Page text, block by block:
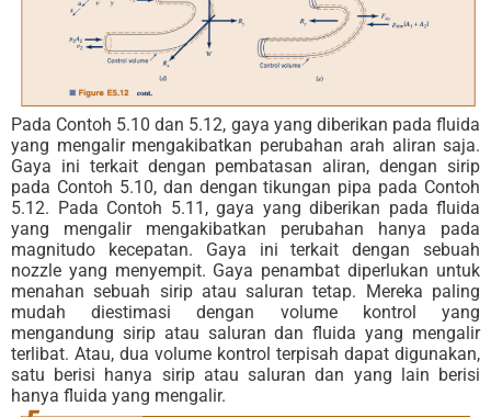
Pada Contoh 5.10 dan 5.12, gaya yang diberikan pada fluida
yang mengalir mengakibatkan perubahan arah aliran saja.
Gaya ini terkait dengan pembatasan aliran, dengan sirip
pada Contoh 5.10, dan dengan tikungan pipa pada Contoh
5.12. Pada Contoh 5.11, gaya yang diberikan pada fluida
yang mengalir mengakibatkan perubahan hanya pada
magnitudo kecepatan. Gaya ini terkait dengan sebuah
nozzle yang menyempit. Gaya penambat diperlukan untuk
menahan sebuah sirip atau saluran tetap. Mereka paling
mudah diestimasi dengan volume kontrol yang
mengandung sirip atau saluran dan fluida yang mengalir
terlibat. Atau, dua volume kontrol terpisah dapat digunakan,
satu berisi hanya sirip atau saluran dan yang lain berisi
hanya fluida yang mengalir.